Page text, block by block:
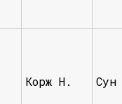
Корж Н. Сун